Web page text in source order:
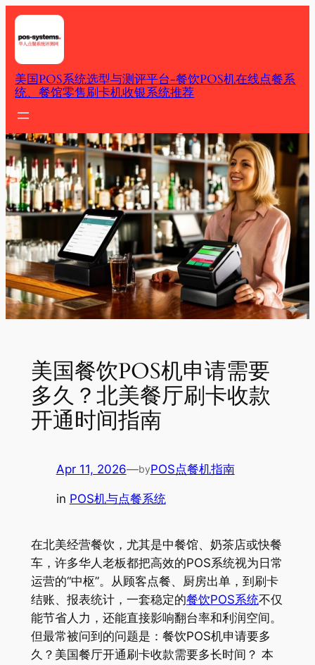
Skip
content
美国POS系统选型与测评平台-餐饮POS机在线点餐系
统、餐馆零售刷卡机收银系统推荐
美国餐饮POS机申请需要
多久？北美餐厅刷卡收款
开通时间指南
Apr 11, 2026—byPOS点餐机指南
in POS机与点餐系统
在北美经营餐饮，尤其是中餐馆、奶茶店或快餐
车，许多华人老板都把高效的POS系统视为日常
运营的“中枢”。从顾客点餐、厨房出单，到刷卡
结账、报表统计，一套稳定的餐饮POS系统不仅
能节省人力，还能直接影响翻台率和利润空间。
但最常被问到的问题是：餐饮POS机申请要多
久？美国餐厅开通刷卡收款需要多长时间？ 本